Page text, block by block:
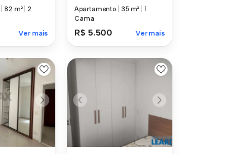
|82 m² |2
Ver mais
Apartamento 35 m²
1
Cama
R$ 5.500 Ver mais